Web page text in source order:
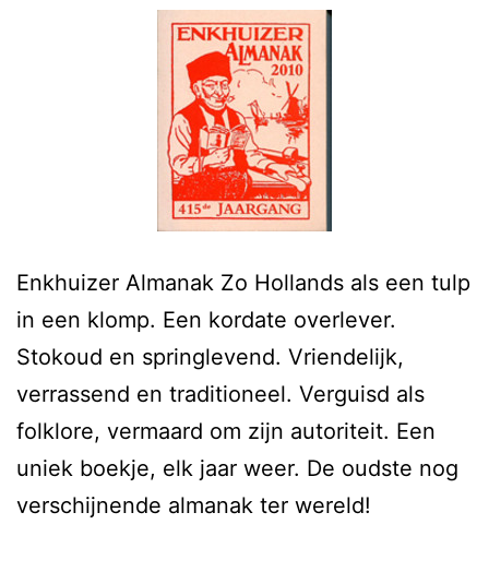
Enkhuizer Almanak Zo Hollands als een tulp
in een klomp. Een kordate overlever.
Stokoud en springlevend. Vriendelijk,
verrassend en traditioneel. Verguisd als
folklore, vermaard om zijn autoriteit. Een
uniek boekje, elk jaar weer. De oudste nog
verschijnende almanak ter wereld!